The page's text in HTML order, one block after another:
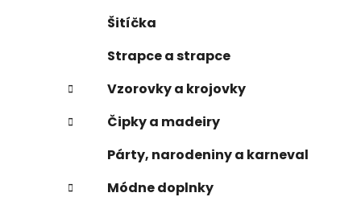
Šitíčka
Strapce a strapce
Vzorovky a krojovky
Čipky a madeiry
Párty, narodeniny a karneval
Módne doplnky